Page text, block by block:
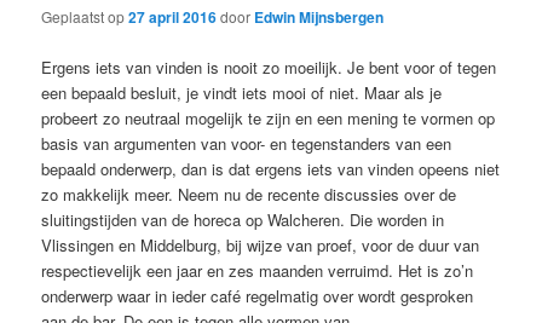
Geplaatst op27 april 2016door Edwin Mijnsbergen
Ergens iets van vinden is nooit zo moeilijk. Je bent voor of tegen
een bepaald besluit, je vindt iets mooi of niet. Maar als je
probeert zo neutraal mogelijk te zijn en een mening te vormen op
basis van argumenten van voor- en tegenstanders van een
bepaald onderwerp, dan is dat ergens iets van vinden opeens niet
zo makkelijk meer. Neem nu de recente discussies over de
sluitingstijden van de horeca op Walcheren. Die worden in
Vlissingen en Middelburg, bij wijze van proef, voor de duur van
respectievelijk een jaar en zes maanden verruimd. Het is zo’n
onderwerp waar in ieder café regelmatig over wordt gesproken